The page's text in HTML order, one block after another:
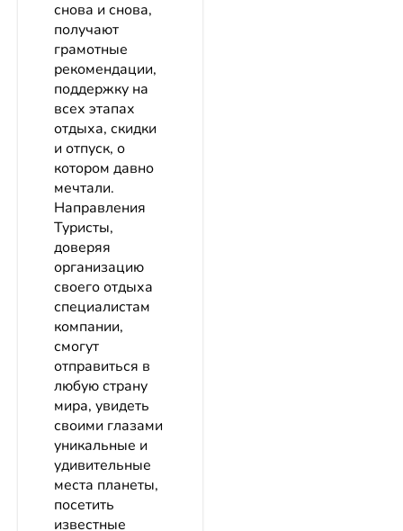
снова и снова,
получают
грамотные
рекомендации,
поддержку на
всех этапах
отдыха, скидки
и отпуск, о
котором давно
мечтали.
Направления
Туристы,
доверяя
организацию
своего отдыха
специалистам
компании,
смогут
отправиться в
любую страну
мира, увидеть
своими глазами
уникальные и
удивительные
места планеты,
посетить
известные